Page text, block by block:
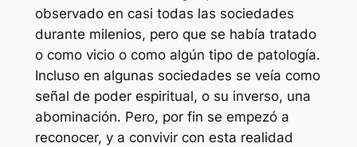
observado en casi todas las sociedades
durante milenios, pero que se había tratado
o como vicio o como algún tipo de patología.
Incluso en algunas sociedades se veía como
señal de poder espiritual, o su inverso, una
abominación. Pero, por fin se empezó a
reconocer, y a convivir con esta realidad